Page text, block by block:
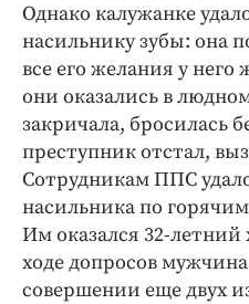
ПРОЕКТЫ
Блоги
Издания
Медиаперсона
Интересное чтиво
Клиника года
Бренд года
Работодатель года
Однако калужанке
насильнику зубы: она
все его желания у
они оказались в
закричала, бросилась
преступник отстал,
Сотрудникам ППС
насильника по
Им оказался 32-
ходе допросов
совершении еще двух